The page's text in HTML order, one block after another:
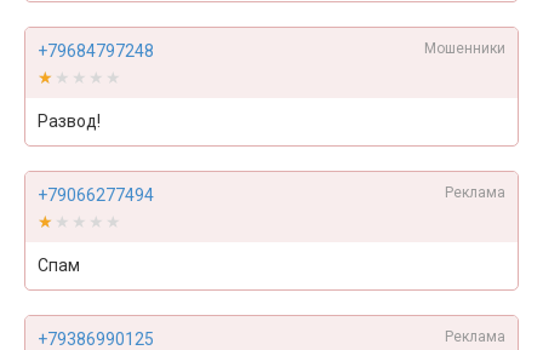
+79684797248 Мошенники
★★★★★
★★★★★
Развод!
+79066277494 Реклама
★★★★★
★★★★★
Спам
+79386990125 Реклама